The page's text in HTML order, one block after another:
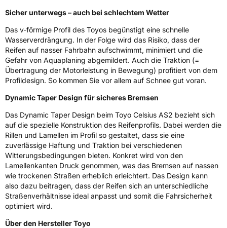
3PMSF / Schneeflockensymbol / Alpine-Symbol
EisgripNein
EPREL ID
1007528
Allgemeine Produktsicherheit (GPSR)
HerstellerkontaktToyo Tire Europe GmbH, Halskestrasse 3-5
technik-service@toyo-tire.de
Sicher unterwegs – auch bei schlechtem Wetter
Das v-förmige Profil des Toyos begünstigt eine schnelle
Wasserverdrängung. In der Folge wird das Risiko, dass der
Reifen auf nasser Fahrbahn aufschwimmt, minimiert und die
Gefahr von Aquaplaning abgemildert. Auch die Traktion (=
Übertragung der Motorleistung in Bewegung) profitiert von dem
Profildesign. So kommen Sie vor allem auf Schnee gut voran.
Dynamic Taper Design für sicheres Bremsen
Das Dynamic Taper Design beim Toyo Celsius AS2 bezieht sich
auf die spezielle Konstruktion des Reifenprofils. Dabei werden die
Rillen und Lamellen im Profil so gestaltet, dass sie eine
zuverlässige Haftung und Traktion bei verschiedenen
Witterungsbedingungen bieten. Konkret wird von den
Lamellenkanten Druck genommen, was das Bremsen auf nassen
wie trockenen Straßen erheblich erleichtert. Das Design kann
also dazu beitragen, dass der Reifen sich an unterschiedliche
Straßenverhältnisse ideal anpasst und somit die Fahrsicherheit
optimiert wird.
Über den Hersteller Toyo